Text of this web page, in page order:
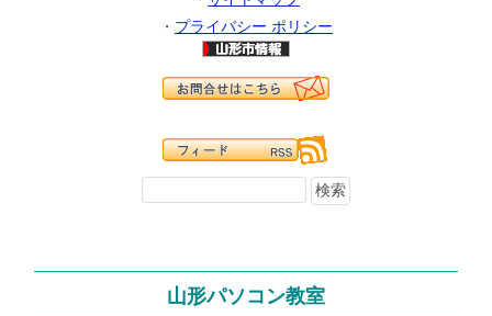
・ プライバシー ポリシー
山形パソコン教室